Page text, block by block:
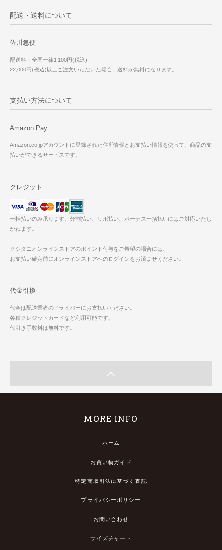
配送・送料について
佐川急便
配送料：全国一律1,100円(税込)
22,000円(税込)以上ご注文いただいた場合、送料が無料になります。
支払い方法について
Amazon Pay
Amazon.co.jpアカウントに登録された住所情報とお支払い情報を使って、商品の支
払いができるサービスです。
クレジット
一括払いのみ承ります。分割払い、リボ払い、ボーナス一括払いにはご対応いたし
かねます。
クシタニオンラインストアのポイント付与をご希望の場合には、
お支払い確定前にオンラインストアへのログインをお済ませください。
代金引換
代金は配送業者のドライバーにお支払いください。
各種クレジットカードなど利用可能です。
代引き手数料は無料です。
MORE INFO
ホーム
お買い物ガイド
特定商取引法に基づく表記
プライバシーポリシー
お問い合わせ
サイズチャート